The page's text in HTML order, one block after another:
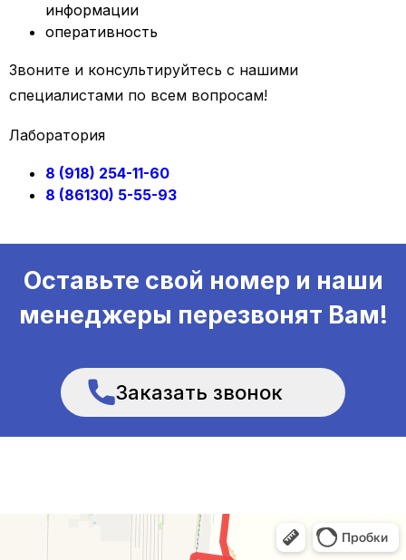
информации
оперативность
Звоните и консультируйтесь с нашими
специалистами по всем вопросам!
Лаборатория
8 (918) 254-11-60
8 (86130) 5-55-93
Оставьте свой номер и наши
менеджеры перезвонят Вам!
Заказать звонок